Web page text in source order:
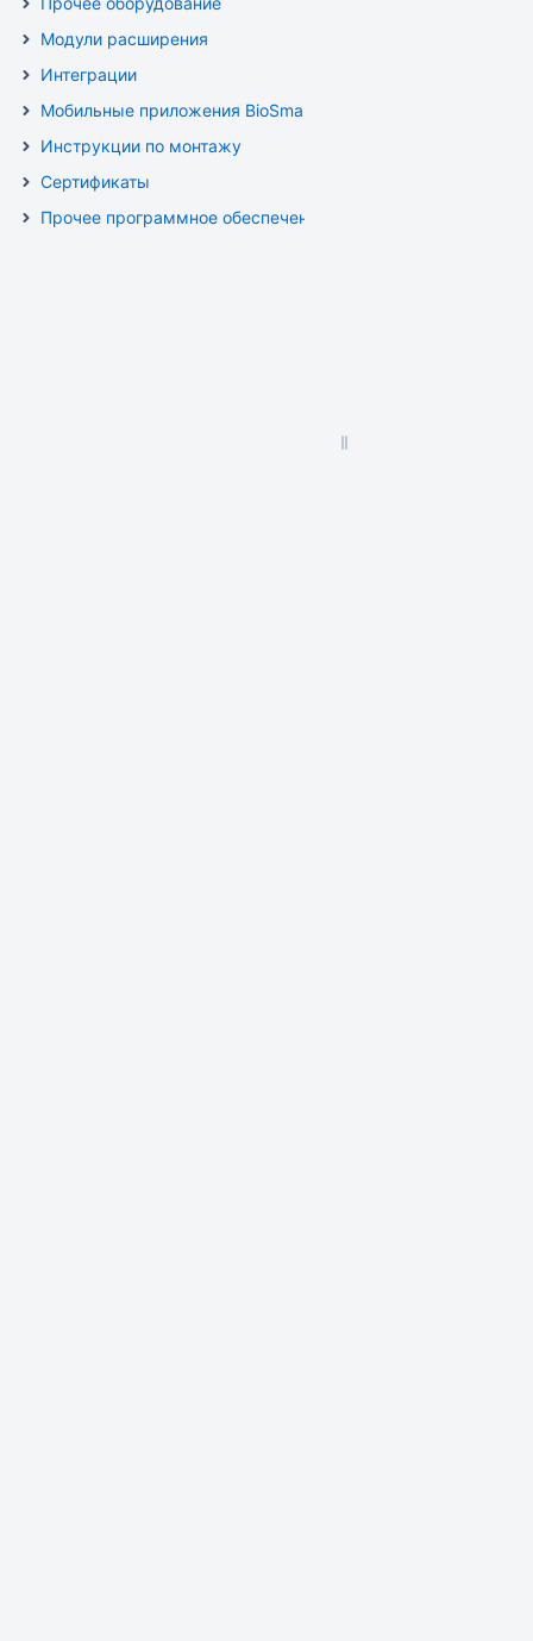
Модули расширения
Интеграции
Мобильные приложения BioSmart
Инструкции по монтажу
Сертификаты
Прочее программное обеспечение